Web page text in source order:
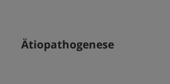
Ätiopathogenese